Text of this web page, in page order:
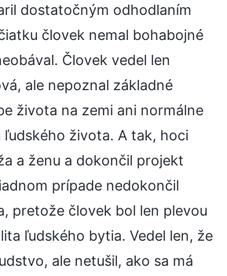
dostatočným odhodlaním
človek nemal bohabojné
Človek vedel len
ale nepoznal základné
života na zemi ani normálne
ľudského života. A tak, hoci
a ženu a dokončil projekt
prípade nedokončil
pretože človek bol len plevou
ľudského bytia. Vedel len, že
ale netušil, ako sa má